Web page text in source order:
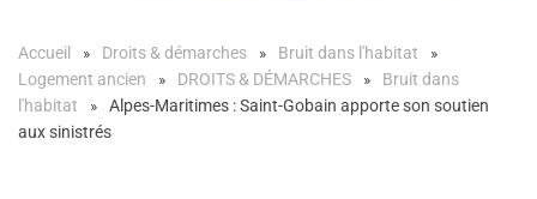
Accueil Droits & démarches
Bruit dans l'habitat
Logement ancien
DROITS & DÉMARCHES
Bruit dans
l'habitat
Alpes-Maritimes : Saint-Gobain apporte son soutien
aux sinistrés